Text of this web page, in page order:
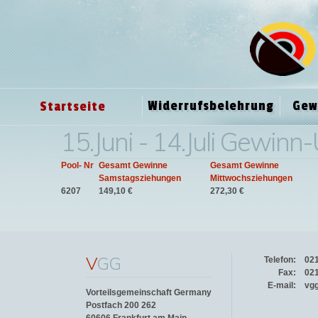
Startseite Widerrufsbelehrung
15.Juni - 14.Juli
Pool- Nr Gesamt Gewinne
Samstagsziehungen
Gesamt Gewinne
Mittwochsziehungen
6207
149,10 € 272,30 €
VGG
Vorteilsgemeinschaft Germany
Postfach 200 262
Telefon:
Fax:
E-mail: